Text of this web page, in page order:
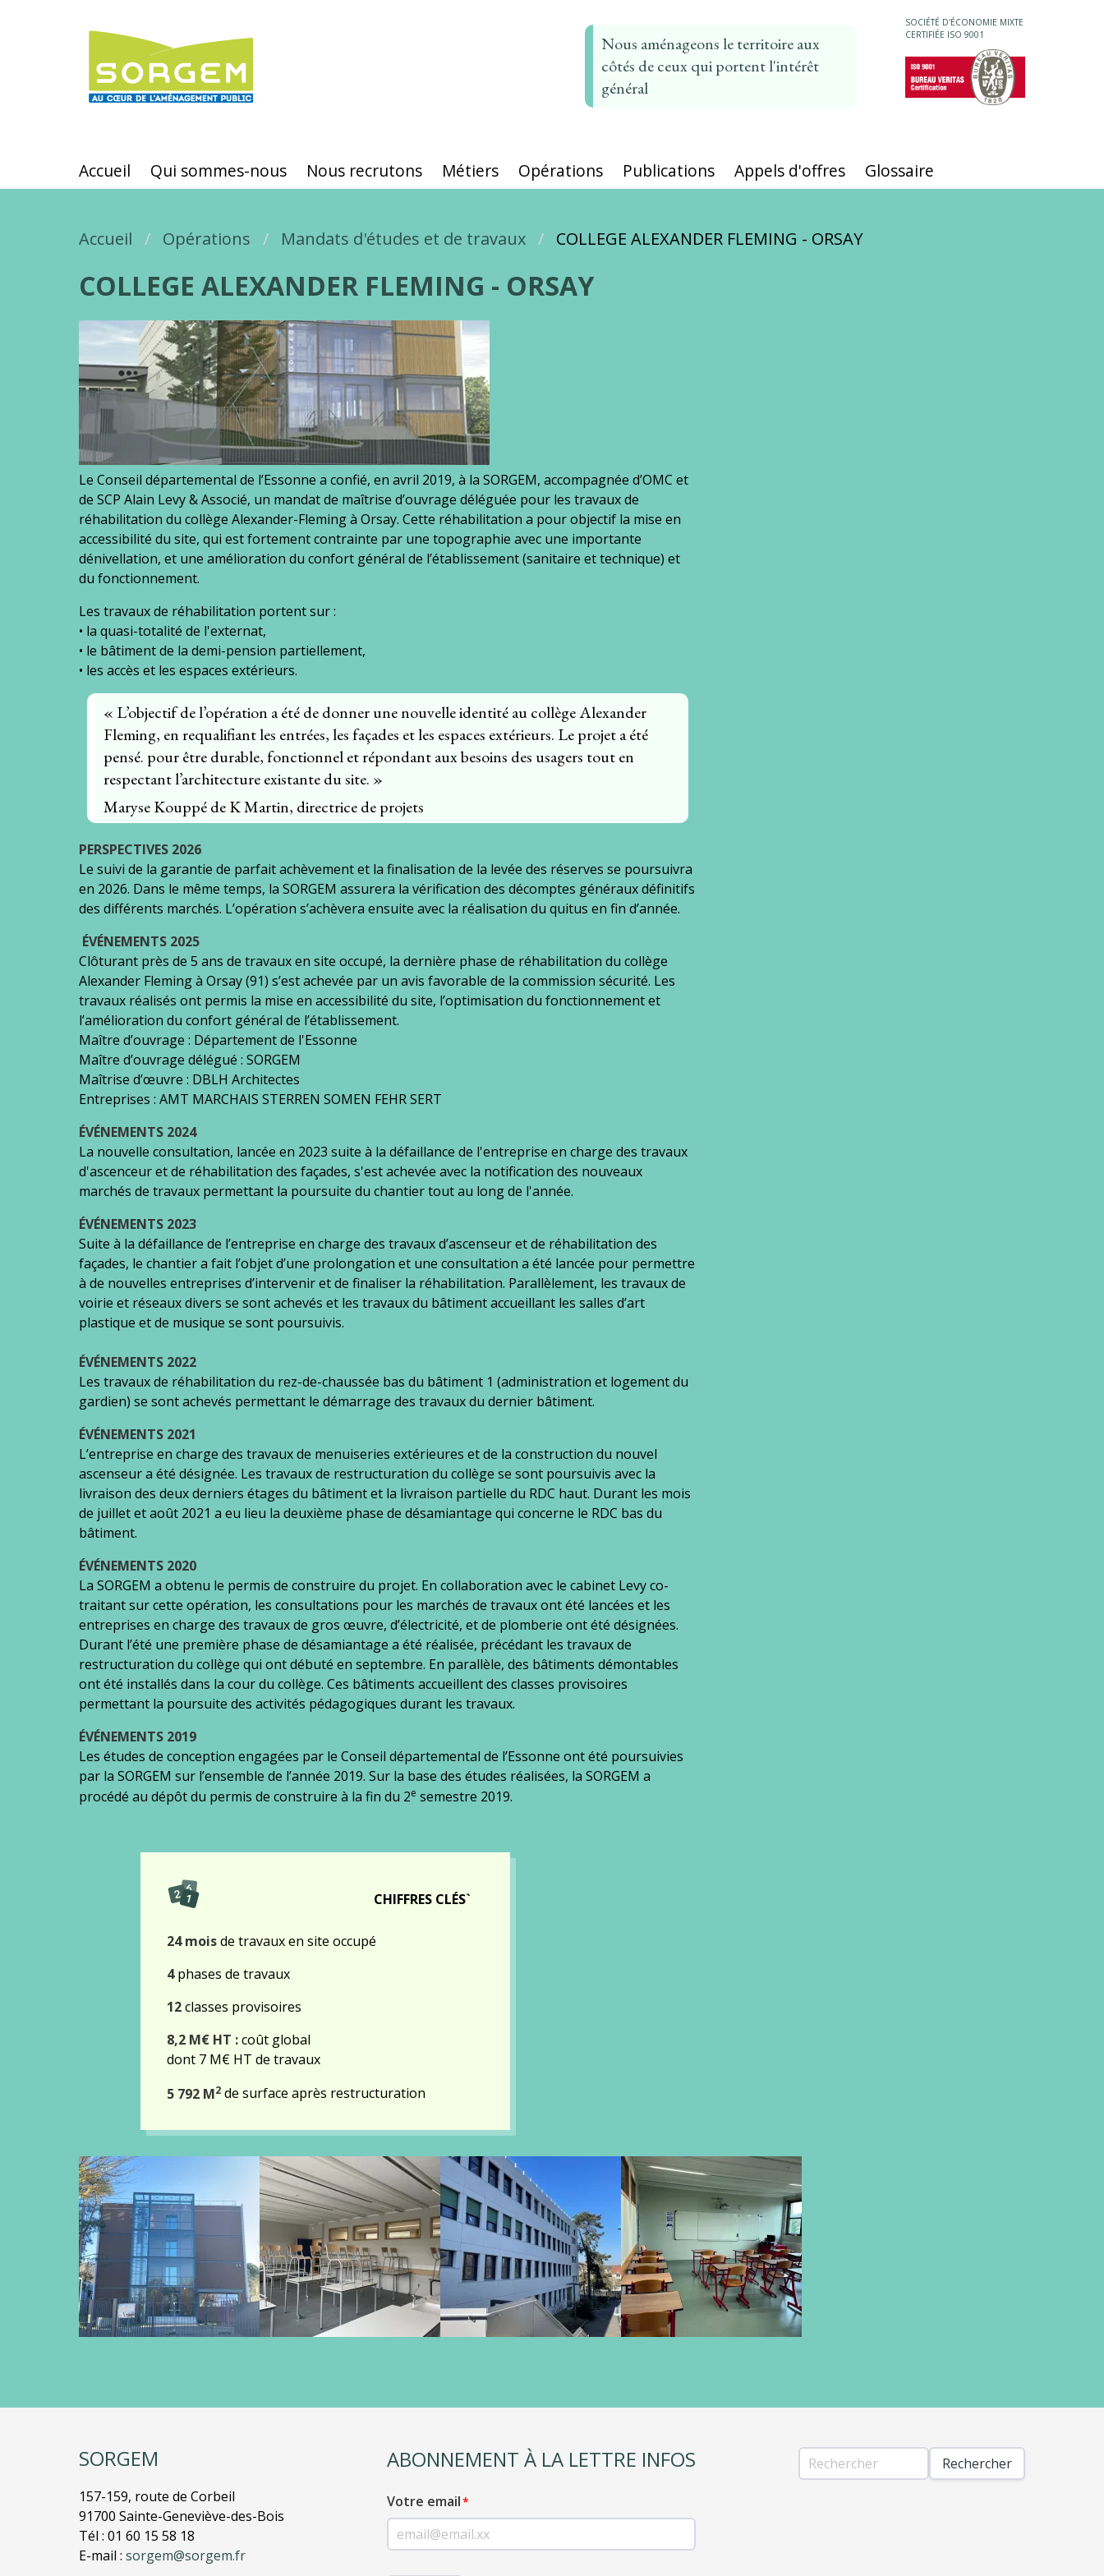
Nous aménageons le territoire aux
côtés de ceux qui portent l'intérêt
général
SOCIÉTÉ D'ÉCONOMIE MIXTE
CERTIFIÉE ISO 9001
Accueil Qui sommes-nous Nous recrutons Métiers Opérations Publications Appels d'offres Glossaire
Fil d'Ariane
Accueil Opérations Mandats d'études et de travaux COLLEGE ALEXANDER FLEMING - ORSAY
COLLEGE ALEXANDER FLEMING - ORSAY
Le Conseil départemental de l’Essonne a confié, en avril 2019, à la SORGEM, accompagnée d’OMC et
de SCP Alain Levy & Associé, un mandat de maîtrise d’ouvrage déléguée pour les travaux de
réhabilitation du collège Alexander-Fleming à Orsay. Cette réhabilitation a pour objectif la mise en
accessibilité du site, qui est fortement contrainte par une topographie avec une importante
dénivellation, et une amélioration du confort général de l’établissement (sanitaire et technique) et
du fonctionnement.
Les travaux de réhabilitation portent sur :
• la quasi-totalité de l'externat,
• le bâtiment de la demi-pension partiellement,
• les accès et les espaces extérieurs.
« L’objectif de l’opération a été de donner une nouvelle identité au collège Alexander
Fleming, en requalifiant les entrées, les façades et les espaces extérieurs. Le projet a été
pensé. pour être durable, fonctionnel et répondant aux besoins des usagers tout en
respectant l’architecture existante du site. »
Maryse Kouppé de K Martin, directrice de projets
PERSPECTIVES 2026
Le suivi de la garantie de parfait achèvement et la finalisation de la levée des réserves se poursuivra
en 2026. Dans le même temps, la SORGEM assurera la vérification des décomptes généraux définitifs
des différents marchés. L’opération s’achèvera ensuite avec la réalisation du quitus en fin d’année.
ÉVÉNEMENTS 2025
Clôturant près de 5 ans de travaux en site occupé, la dernière phase de réhabilitation du collège
Alexander Fleming à Orsay (91) s’est achevée par un avis favorable de la commission sécurité. Les
travaux réalisés ont permis la mise en accessibilité du site, l’optimisation du fonctionnement et
l’amélioration du confort général de l’établissement.
Maître d’ouvrage : Département de l'Essonne
Maître d’ouvrage délégué : SORGEM
Maîtrise d’œuvre : DBLH Architectes
Entreprises : AMT MARCHAIS STERREN SOMEN FEHR SERT
ÉVÉNEMENTS 2024
La nouvelle consultation, lancée en 2023 suite à la défaillance de l'entreprise en charge des travaux
d'ascenceur et de réhabilitation des façades, s'est achevée avec la notification des nouveaux
marchés de travaux permettant la poursuite du chantier tout au long de l'année.
ÉVÉNEMENTS 2023
Suite à la défaillance de l’entreprise en charge des travaux d’ascenseur et de réhabilitation des
façades, le chantier a fait l’objet d’une prolongation et une consultation a été lancée pour permettre
à de nouvelles entreprises d’intervenir et de finaliser la réhabilitation. Parallèlement, les travaux de
voirie et réseaux divers se sont achevés et les travaux du bâtiment accueillant les salles d’art
plastique et de musique se sont poursuivis.
ÉVÉNEMENTS 2022
Les travaux de réhabilitation du rez-de-chaussée bas du bâtiment 1 (administration et logement du
gardien) se sont achevés permettant le démarrage des travaux du dernier bâtiment.
ÉVÉNEMENTS 2021
L’entreprise en charge des travaux de menuiseries extérieures et de la construction du nouvel
ascenseur a été désignée. Les travaux de restructuration du collège se sont poursuivis avec la
livraison des deux derniers étages du bâtiment et la livraison partielle du RDC haut. Durant les mois
de juillet et août 2021 a eu lieu la deuxième phase de désamiantage qui concerne le RDC bas du
bâtiment.
ÉVÉNEMENTS 2020
La SORGEM a obtenu le permis de construire du projet. En collaboration avec le cabinet Levy co-
traitant sur cette opération, les consultations pour les marchés de travaux ont été lancées et les
entreprises en charge des travaux de gros œuvre, d’électricité, et de plomberie ont été désignées.
Durant l’été une première phase de désamiantage a été réalisée, précédant les travaux de
restructuration du collège qui ont débuté en septembre. En parallèle, des bâtiments démontables
ont été installés dans la cour du collège. Ces bâtiments accueillent des classes provisoires
permettant la poursuite des activités pédagogiques durant les travaux.
ÉVÉNEMENTS 2019
Les études de conception engagées par le Conseil départemental de l’Essonne ont été poursuivies
par la SORGEM sur l’ensemble de l’année 2019. Sur la base des études réalisées, la SORGEM a
procédé au dépôt du permis de construire à la fin du 2e semestre 2019.
CHIFFRES CLÉS`
24 moisde travaux en site occupé
4phases de travaux
12classes provisoires
8,2 M€ HT :coût global
dont 7 M€ HT de travaux
5 792 M2 de surface après restructuration
Gallery
images
SORGEM
157-159, route de Corbeil
91700 Sainte-Geneviève-des-Bois
Tél : 01 60 15 58 18
E-mail : sorgem@sorgem.fr
ABONNEMENT À LA LETTRE INFOS
Votre email
Rechercher